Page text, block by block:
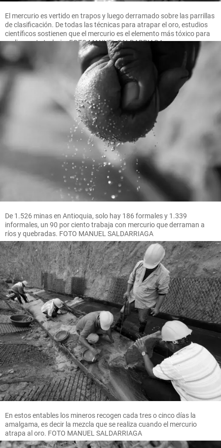
El mercurio es vertido en trapos y luego derramado sobre las parrillas
de clasificación. De todas las técnicas para atrapar el oro, estudios
científicos sostienen que el mercurio es el elemento más tóxico para
realizar este trabajo. FOTO MANUEL SALDARRIAGA
De 1.526 minas en Antioquia, solo hay 186 formales y 1.339
informales, un 90 por ciento trabaja con mercurio que derraman a
ríos y quebradas. FOTO MANUEL SALDARRIAGA
En estos entables los mineros recogen cada tres o cinco días la
amalgama, es decir la mezcla que se realiza cuando el mercurio
atrapa al oro. FOTO MANUEL SALDARRIAGA